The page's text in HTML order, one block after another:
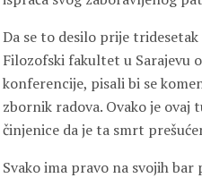
Da se to desilo prije
Filozofski fakultet u Sarajevu
konferencije, pisali bi se
zbornik radova. Ovako je
činjenice da je ta smrt
Svako ima pravo na svojih